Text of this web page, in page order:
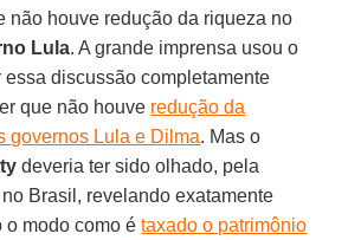
não houve redução da riqueza no
Lula. A grande imprensa usou o
essa discussão completamente
que não houve redução da
governos Lula e Dilma. Mas o
deveria ter sido olhado, pela
Brasil, revelando exatamente
o modo como étaxado o patrimônio